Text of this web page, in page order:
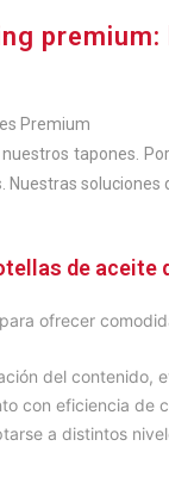
Premium
tapones.
de aceite
ofrecer
del contenido,
con eficiencia de
a distintos